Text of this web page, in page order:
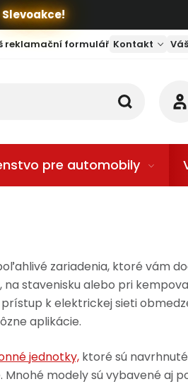
Slevoakce!
reklamační formulář Kontakt
pre automobily
zariadenia, ktoré vám
stavenisku alebo pri
k elektrickej sieti
aplikácie.
jednotky, ktoré sú
modely sú vybavené aj